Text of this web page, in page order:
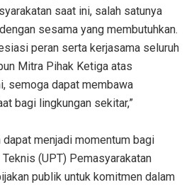
saat ini, salah satunya
sesama yang membutuhkan.
peran serta kerjasama seluruh
Mitra Pihak Ketiga atas
semoga dapat membawa
bagi lingkungan sekitar,”
dapat menjadi momentum bagi
(UPT) Pemasyarakatan
publik untuk komitmen dalam